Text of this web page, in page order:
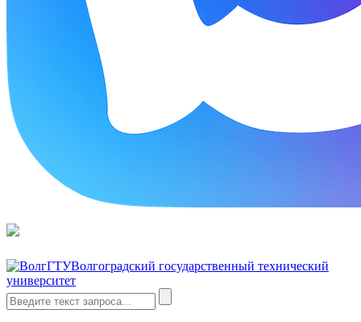
Волгоградский государственный технический
университет